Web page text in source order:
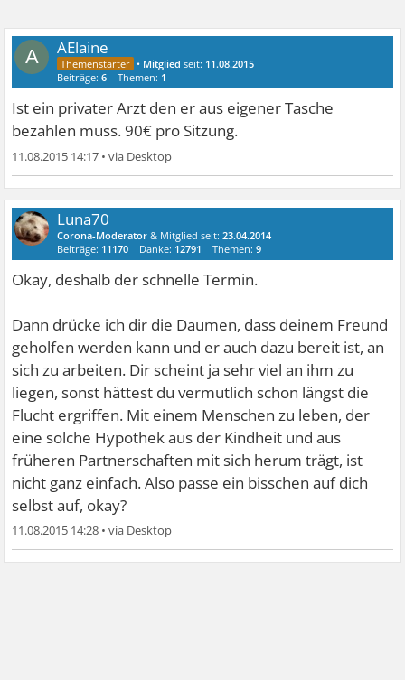
A AElaine
• Mitglied seit: 11.08.2015
Beiträge:6 Themen: 1
Ist ein privater Arzt den er aus eigener Tasche
bezahlen muss. 90€ pro Sitzung.
11.08.2015 14:17 •
Luna70
Corona-Moderator & Mitglied seit:23.04.2014
Beiträge: 11170 Danke: 12791 Themen:9
Okay, deshalb der schnelle Termin.
Dann drücke ich dir die Daumen, dass deinem Freund
geholfen werden kann und er auch dazu bereit ist, an
sich zu arbeiten. Dir scheint ja sehr viel an ihm zu
liegen, sonst hättest du vermutlich schon längst die
Flucht ergriffen. Mit einem Menschen zu leben, der
eine solche Hypothek aus der Kindheit und aus
früheren Partnerschaften mit sich herum trägt, ist
nicht ganz einfach. Also passe ein bisschen auf dich
selbst auf, okay?
11.08.2015 14:28 •